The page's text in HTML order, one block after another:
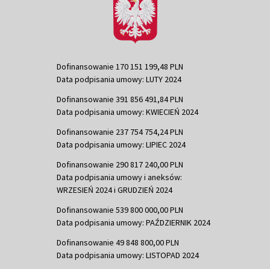
Dofinansowanie 170 151 199,48 PLN
Data podpisania umowy: LUTY 2024
Dofinansowanie 391 856 491,84 PLN
Data podpisania umowy: KWIECIEŃ 2024
Dofinansowanie 237 754 754,24 PLN
Data podpisania umowy: LIPIEC 2024
Dofinansowanie 290 817 240,00 PLN
Data podpisania umowy i aneksów:
WRZESIEŃ 2024 i GRUDZIEŃ 2024
Dofinansowanie 539 800 000,00 PLN
Data podpisania umowy: PAŹDZIERNIK 2024
Dofinansowanie 49 848 800,00 PLN
Data podpisania umowy: LISTOPAD 2024